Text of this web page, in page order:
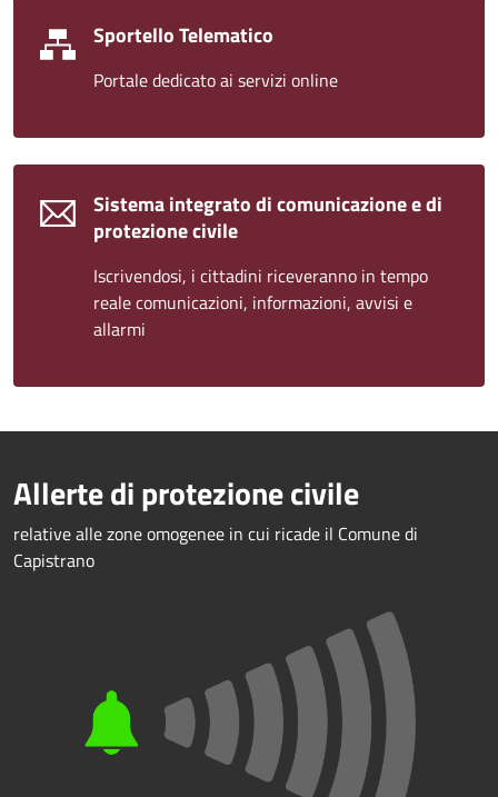
Sportello Telematico
Portale dedicato ai servizi online
Sistema integrato di comunicazione e di
protezione civile
Iscrivendosi, i cittadini riceveranno in tempo
reale comunicazioni, informazioni, avvisi e
allarmi
Allerte di protezione civile
relative alle zone omogenee in cui ricade il Comune di
Capistrano